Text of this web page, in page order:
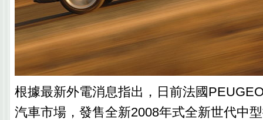
根據最新外電消息指出，日前法國
汽車市場，發售全新2008年式全新世代中